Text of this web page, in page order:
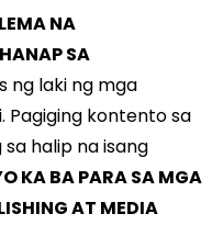
NA
SA
ng laki ng mga
kontento sa
halip na isang
KA BA PARA SA MGA
AT MEDIA